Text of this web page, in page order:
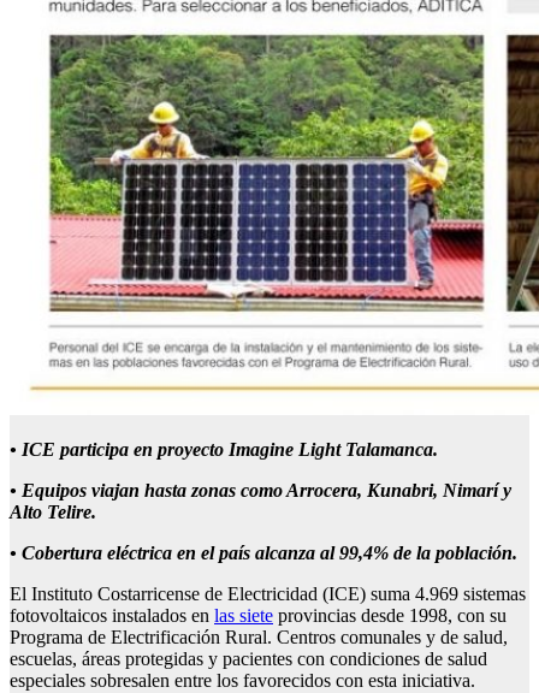
• ICE participa en proyecto Imagine Light Talamanca.
• Equipos viajan hasta zonas como Arrocera, Kunabri, Nimarí y
Alto Telire.
• Cobertura eléctrica en el país alcanza al 99,4% de la población.
El Instituto Costarricense de Electricidad (ICE) suma 4.969 sistemas
fotovoltaicos instalados en las siete provincias desde 1998, con su
Programa de Electrificación Rural. Centros comunales y de salud,
escuelas, áreas protegidas y pacientes con condiciones de salud
especiales sobresalen entre los favorecidos con esta iniciativa.